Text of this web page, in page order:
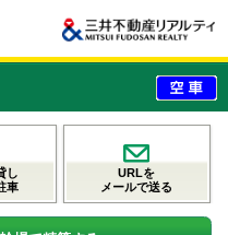
し
車
URLを
メールで送る